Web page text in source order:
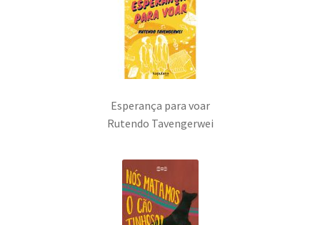
Esperança para voar
Rutendo Tavengerwei